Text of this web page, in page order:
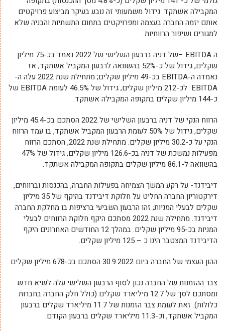
המקבילה אשתקד. גידול משמעותי זה נובע בעיקר מביצוע פרויקטים
אותם יזמה החברה בעצמה ומפרויקטים בתחום התשתיות והבניה שלא
למגורים ושיפור הרווחיות.
ה EBITDA –
של דניה ברבעון השלישי של 2022 נאמד בכ-75 מיליון
שקלים, גידול של כ-52% בהשוואה לרבעון המקביל אשתקד, אז
נאמדה ה-EBITDA בכ-49 מיליון שקלים; מתחילת שנת 2022 עלה ה-
EBITDA לכ-212 מיליון שקלים, גידול של 46.5% לעומת EBITDA של
כ-144 מיליון שקלים בתקופה המקבילה אשתקד.
הרווח הנקי
של דניה ברבעון השלישי של 2022 הסתכם בכ-45.4 מיליון
שקלים, גידול של 50% לעומת הרבעון המקביל אשתקד, בו עמד הרווח
הנקי על כ-30.2 מיליון שקלים. מתחילת שנת 2022, הסתכם הרווח
מפעילות נמשכת של דניה בכ-126.6 מיליון שקלים, גידול של 47%
בהשוואה ל-86.1 מיליון שקלים בתקופה המקבילה אשתקד.
דיבידנד- על רקע המשך הצמיחה בפעילות החברה, בהכנסות וברווחים,
דירקטוריון החברה החליט על חלוקת דיבידנד בהיקף של 35 מיליון
שקלים לבעלי המניות; זהו הרבעון השביעי ברציפות בו מחלקת החברה
דיבידנד. מתחילת שנת 2022 מסתכם היקף חלוקת הרווחים לבעלי
המניות בכ-95 מיליון שקלים. במהלך 12 החודשים האחרונים היקף
הדיבידנד המצטבר הינו כ – 125 מיליון שקלים.
ההון העצמי של החברה ביום 30.9.2022 הסתכם בכ-678 מיליון שקלים.
צבר ההזמנות של החברה נכון לסוף הרבעון השלישי עלה לשיא חדש
ומסתכם לסך של 12.7 מיליארד שקלים (כולל חלק החברה בחברות
כלולות). זאת לעומת צבר הזמנות של 11.7 מיליארד שקלים ברבעון
המקביל אשתקד, וכ-11.3 מיליארד שקלים ברבעון הקודם.